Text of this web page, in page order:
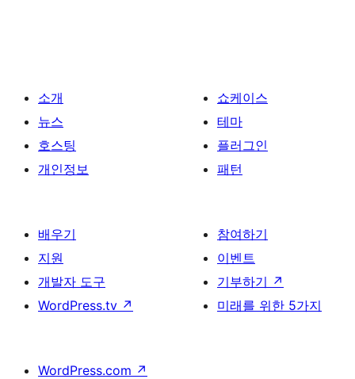
소개
뉴스
호스팅
개인정보
쇼케이스
테마
플러그인
패턴
배우기
지원
개발자 도구
WordPress.tv ↗
참여하기
이벤트
기부하기 ↗
미래를 위한 5가지
WordPress.com ↗